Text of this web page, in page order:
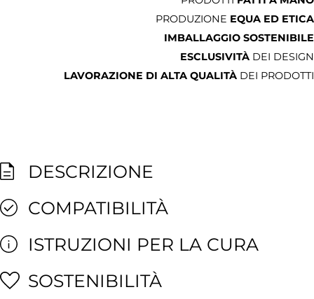
PRODUZIONE EQUA ED ETICA
IMBALLAGGIO SOSTENIBILE
ESCLUSIVITÀ DEI DESIGN
LAVORAZIONE DI ALTA QUALITÀ DEI PRODOTTI
DESCRIZIONE
COMPATIBILITÀ
ISTRUZIONI PER LA CURA
SOSTENIBILITÀ